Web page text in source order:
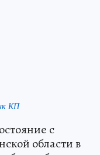
КП
с
области в